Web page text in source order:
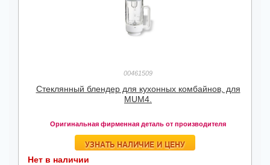
00461509
Стеклянный блендер для кухонных комбайнов, для
MUM4.
Оригинальная фирменная деталь от производителя
УЗНАТЬ НАЛИЧИЕ И ЦЕНУ
Нет в наличии